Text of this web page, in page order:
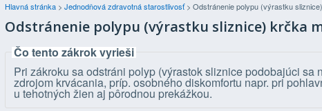
Hlavná stránka > Jednodňová zdravotná starostlivosť> Odstránenie polypu (výrastku
Odstránenie polypu (výrastku sliznice) krčka
Čo tento zákrok vyrieši
Pri zákroku sa odstráni polyp (výrastok sliznice podobajúci sa
zdrojom krvácania, príp. osobného diskomfortu napr. pri
u tehotných žien aj pôrodnou prekážkou.